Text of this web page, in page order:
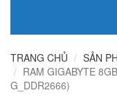
TRANG CHỦ SẢN
RAM GIGABYTE
G_DDR2666)